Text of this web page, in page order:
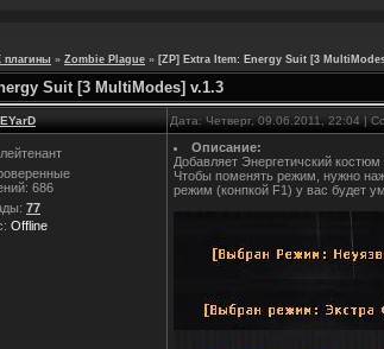
плагины » Zombie Plague » [ZP] Extra Item: Energy Suit [3
Suit [3 MultiModes] v.1.3
Дата: Четверг, 09.06.2011, 22:04 |
686
77
Offline
Описание:
Добавляет Энергетичский
Чтобы поменять режим, нужно
режим (конпкой F1) у вас будет